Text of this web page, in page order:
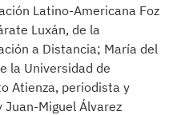
Latino-Americana Foz
Luxán, de la
a Distancia; María del
la Universidad de
Atienza, periodista y
Miguel Álvarez